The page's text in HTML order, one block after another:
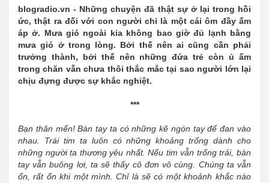
blogradio.vn - Những chuyện đã thật sự ở lại trong hồi
ức, thật ra đối với con người chỉ là một cái ôm đầy ấm
áp ở. Mưa gió ngoài kia không bao giờ đủ lạnh bằng
mưa gió ở trong lòng. Bởi thế nên ai cũng cần phải
trưởng thành, bởi thế nên những đứa trẻ còn ủ ấm
trong chăn vẫn chưa thôi thắc mắc tại sao người lớn lại
chịu đựng được sự khắc nghiệt.
***
Bạn thân mến! Bàn tay ta có những kẽ ngón tay để đan vào
nhau. Trái tim ta luôn có những khoảng trống dành cho
những người ta thương yêu nhất. Nếu tim vẫn trống trải, bàn
tay vẫn buông lơi, ta sẽ thấy cô đơn vô cùng. Chúng ta vẫn
ổn, rất ổn khi một mình. Chỉ là sẽ có một khoảnh khắc nào